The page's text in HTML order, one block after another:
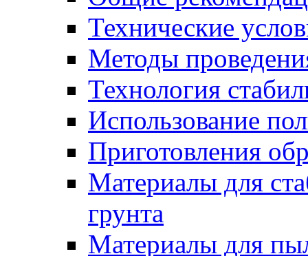
Технические
Методы
Технология
Использование
Приготовления
Материалы для
грунта
Материалы для